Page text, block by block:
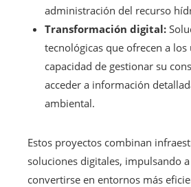
administración del recurso
Transformación digital:
tecnológicas que ofrecen a los
capacidad de gestionar su
acceder a información
ambiental.
Estos proyectos combinan
soluciones digitales, impulsando
convertirse en entornos más